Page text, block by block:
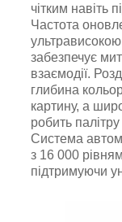
чітким
Частота
забезпечує
взаємодії.
глибина
картину, а
робить
Система
з 16 000
підтримуючи